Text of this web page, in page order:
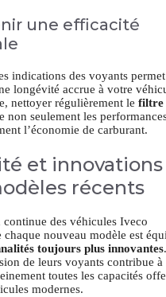
une efficacité
indications des voyants permet
longévité accrue à votre
nettoyer régulièrement le filtre
non seulement les
l’économie de carburant.
et innovations
récents
continue des véhicules Iveco
nouveau modèle est
toujours plus innovantes
de leurs voyants contribue à
toutes les capacités
modernes.